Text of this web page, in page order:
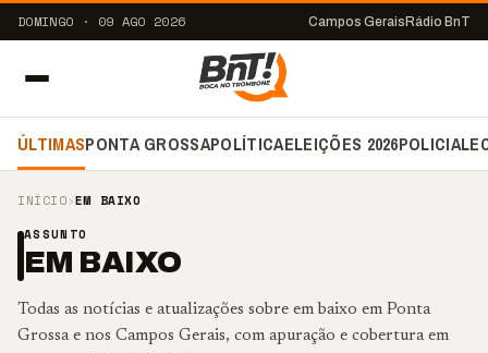
DOMINGO · 09 AGO 2026 Campos Gerais Rádio BnT
ÚLTIMASPONTA GROSSAPOLÍTICAELEIÇÕES 2026POLICIAL
INÍCIO›EM BAIXO
ASSUNTO
EM BAIXO
Todas as notícias e atualizações sobre em baixo em Ponta
Grossa e nos Campos Gerais, com apuração e cobertura em